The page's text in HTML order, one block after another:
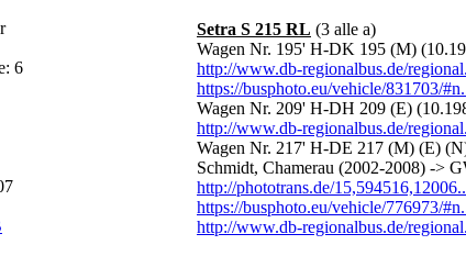
6
Setra S 215 RL (3 alle a)
Wagen Nr. 195' H-DK 195 (M)
http://www.db-regionalbus.de/
https://busphoto.eu/vehicle/831703/
Wagen Nr. 209' H-DH 209 (E)
http://www.db-regionalbus.de/
Wagen Nr. 217' H-DE 217 (M) (E)
Schmidt, Chamerau (2002-2008) ->
http://phototrans.de/
https://busphoto.eu/vehicle/776973/
http://www.db-regionalbus.de/